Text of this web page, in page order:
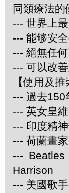
同類療法的
--- 世界上
--- 能够安
--- 絕無任
--- 可以改
【使用及
--- 過去150
--- 英女皇
--- 印度精
--- 荷蘭畫
---
Harrison
--- 美國歌